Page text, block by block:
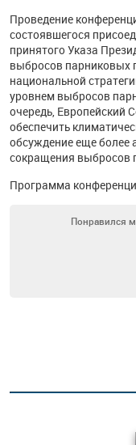
Проведение
состоявшегося
принятого Указа
выбросов парниковых
национальной
уровнем выбросов
очередь, Европейский
обеспечить
обсуждение еще более
сокращения выбросов
Программа
Понравился